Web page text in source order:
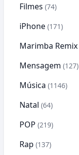
Filmes (74)
iPhone (171)
Marimba Remix
Mensagem (127)
Música (1146)
Natal (64)
POP (219)
Rap (137)